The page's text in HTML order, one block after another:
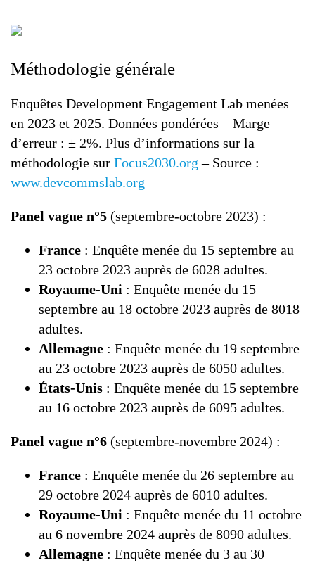
Méthodologie générale
Enquêtes Development Engagement Lab menées
en 2023 et 2025. Données pondérées – Marge
d’erreur : ± 2%. Plus d’informations sur la
méthodologie sur Focus2030.org – Source :
www.devcommslab.org
Panel vague n°5 (septembre-octobre 2023) :
France : Enquête menée du 15 septembre au
23 octobre 2023 auprès de 6028 adultes.
Royaume-Uni : Enquête menée du 15
septembre au 18 octobre 2023 auprès de 8018
adultes.
Allemagne : Enquête menée du 19 septembre
au 23 octobre 2023 auprès de 6050 adultes.
États-Unis : Enquête menée du 15 septembre
au 16 octobre 2023 auprès de 6095 adultes.
Panel vague n°6 (septembre-novembre 2024) :
France : Enquête menée du 26 septembre au
29 octobre 2024 auprès de 6010 adultes.
Royaume-Uni : Enquête menée du 11 octobre
au 6 novembre 2024 auprès de 8090 adultes.
Allemagne : Enquête menée du 3 au 30